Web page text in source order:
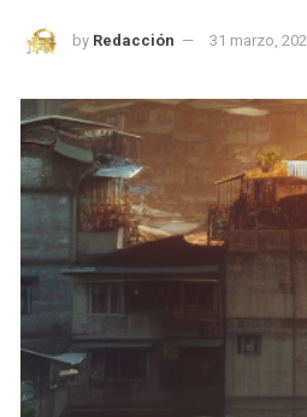
by Redacción 31 marzo,